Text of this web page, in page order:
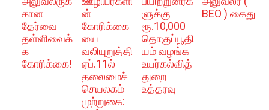
கான
தேர்வை
தள்ளிவைக்
க
கோரிக்கை!
ன்
கோரிக்கை
யை
வலியுறுத்தி
ஏப்.11ல்
தலைமைச்
செயலகம்
முற்றுகை:
ளுக்கு
ரூ.10,000
தொகுப்பூதி
யம் வழங்க
உயர்கல்வித்
துறை
உத்தரவு
BEO ) கைது